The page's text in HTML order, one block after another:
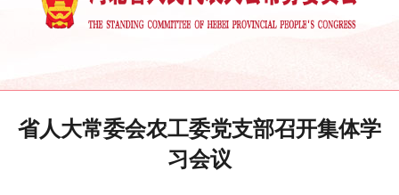
省人大常委会农工委党支部召开集体学
习会议